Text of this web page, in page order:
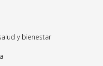
y bienestar